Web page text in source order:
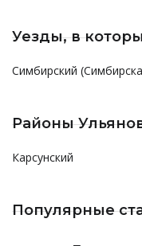
Уезды, в
Симбирский
Районы
Карсунский
Популярные